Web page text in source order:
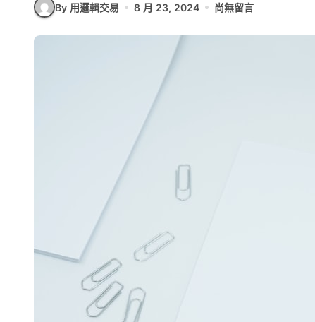
By 用邏輯交易 8 月 23, 2024 尚無留言